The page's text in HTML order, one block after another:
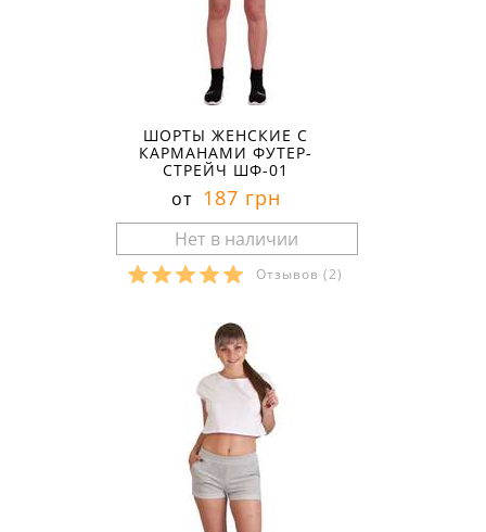
ШОРТЫ ЖЕНСКИЕ С
КАРМАНАМИ ФУТЕР-
СТРЕЙЧ ШФ-01
от 187 грн
Отзывов (2)